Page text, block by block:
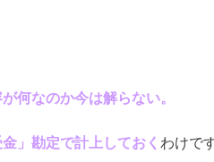
何なのか今は解らない。
」勘定で計上しておく わけで